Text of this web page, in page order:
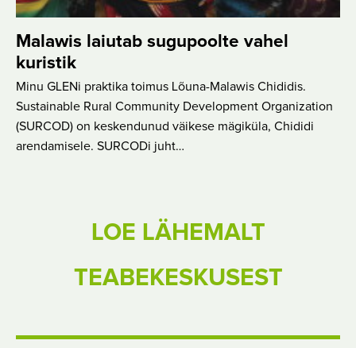
Malawis laiutab sugupoolte vahel
kuristik
Minu GLENi praktika toimus Lõuna-Malawis Chididis.
Sustainable Rural Community Development Organization
(SURCOD) on keskendunud väikese mägiküla, Chididi
arendamisele. SURCODi juht…
LOE LÄHEMALT
TEABEKESKUSEST